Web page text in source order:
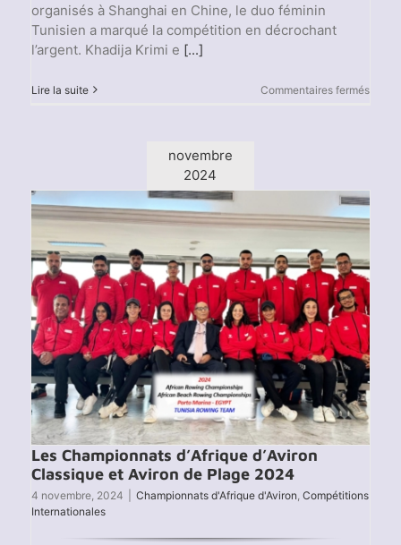
organisés à Shanghai en Chine, le duo féminin
Tunisien a marqué la compétition en décrochant
l’argent. Khadija Krimi e [...]
Lire la suite Commentaires ferméssur
–
une
novembre
2024
Les Championnats d’Afrique d’Aviron
Classique et Aviron de Plage 2024
4 novembre, 2024 Championnats d'Afrique d'Aviron, Compétitions
Internationales